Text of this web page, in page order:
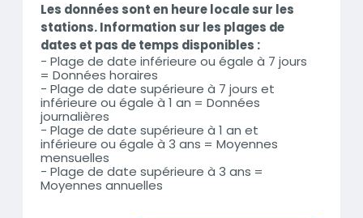
Les données sont en heure locale sur les
stations. Information sur les plages de
dates et pas de temps disponibles :
- Plage de date inférieure ou égale à 7 jours
= Données horaires
- Plage de date supérieure à 7 jours et
inférieure ou égale à 1 an = Données
journalières
- Plage de date supérieure à 1 an et
inférieure ou égale à 3 ans = Moyennes
mensuelles
- Plage de date supérieure à 3 ans =
Moyennes annuelles